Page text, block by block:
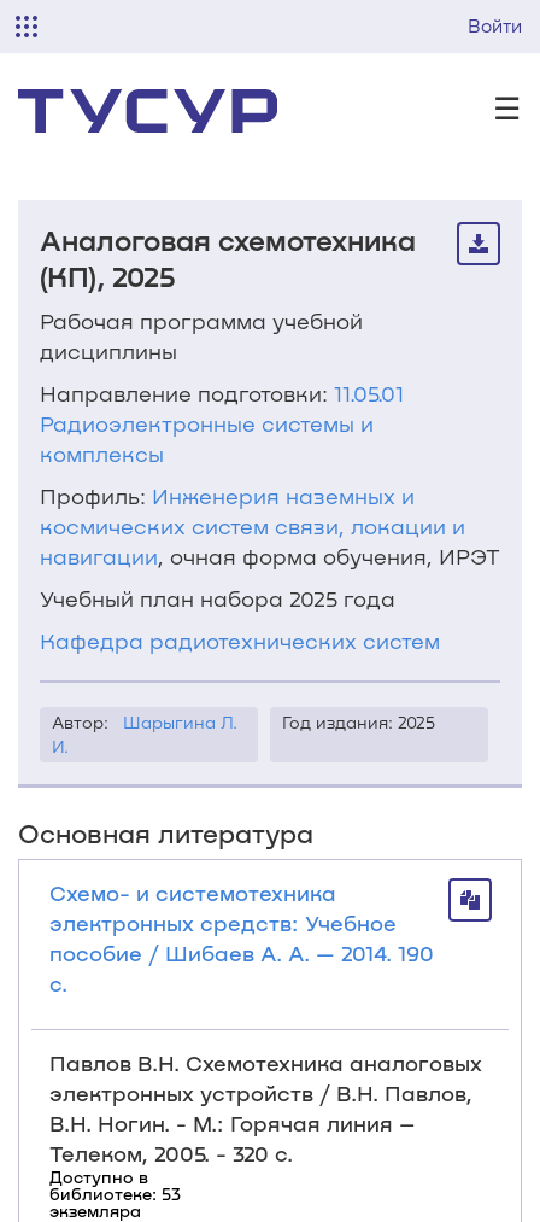
Войти
☰
Аналоговая схемотехника
(КП), 2025
Рабочая программа учебной
дисциплины
Направление подготовки: 11.05.01
Радиоэлектронные системы и
комплексы
Профиль: Инженерия наземных и
космических систем связи, локации и
навигации, очная форма обучения, ИРЭТ
Учебный план набора 2025 года
Кафедра радиотехнических систем
Автор: Шарыгина Л.
И.
Год издания: 2025
Основная литература
Схемо- и системотехника
электронных средств: Учебное
пособие / Шибаев А. А. — 2014. 190
с.
Павлов В.Н. Схемотехника аналоговых
электронных устройств / В.Н. Павлов,
В.Н. Ногин. - М.: Горячая линия –
Телеком, 2005. - 320 с.
Доступно в
библиотеке: 53
экземляра